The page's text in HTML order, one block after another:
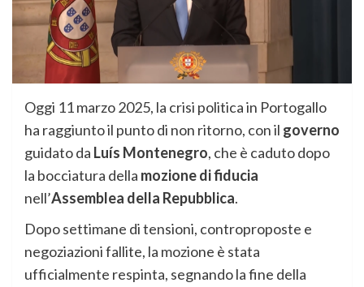
Oggi 11 marzo 2025, la crisi politica in Portogallo
ha raggiunto il punto di non ritorno, con il governo
guidato da Luís Montenegro, che è caduto dopo
la bocciatura della mozione di fiducia
nell’Assemblea della Repubblica.
Dopo settimane di tensioni, controproposte e
negoziazioni fallite, la mozione è stata
ufficialmente respinta, segnando la fine della